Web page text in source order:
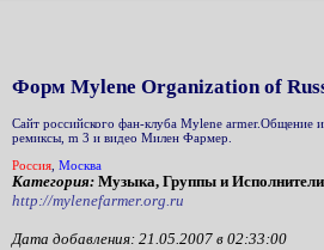
Форм Mylene Organization of
Сайт российского фан-клуба Mylene armer.Общение
ремиксы, m 3 и видео Милен Фармер.
Россия Москва
Категория: Музыка, Группы и Исполнители
http://mylenefarmer.org.ru
Дата добавления: 21.05.2007 в 02:33:00